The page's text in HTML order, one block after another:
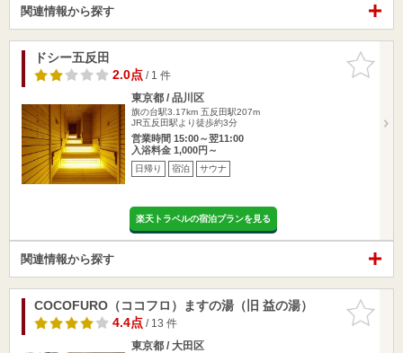
関連情報から探す
お気に入
りに追加
ドシー五反田
2.0点/ 1 件
東京都 / 品川区
旗の台駅3.17km 五反田駅207m
JR五反田駅より徒歩約3分
営業時間 15:00～翌11:00
入浴料金 1,000円～
日帰り 宿泊 サウナ
楽天トラベルの宿泊プランを見る
関連情報から探す
お気に入
りに追加
COCOFURO（ココフロ）ますの湯（旧 益の湯）
4.4点/ 13 件
東京都 / 大田区